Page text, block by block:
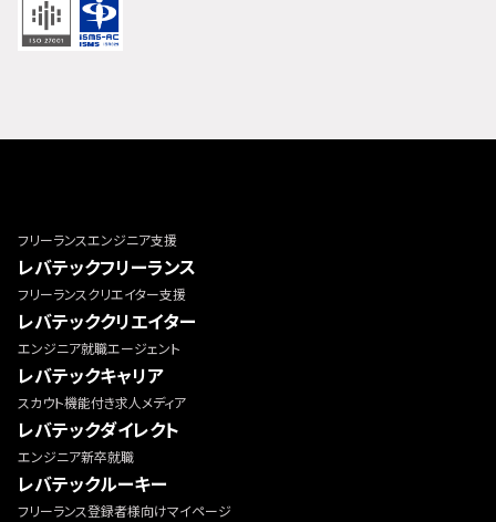
フリーランスエンジニア支援
レバテックフリーランス
フリーランスクリエイター支援
レバテッククリエイター
エンジニア就職エージェント
レバテックキャリア
スカウト機能付き求人メディア
レバテックダイレクト
エンジニア新卒就職
レバテックルーキー
フリーランス登録者様向けマイページ